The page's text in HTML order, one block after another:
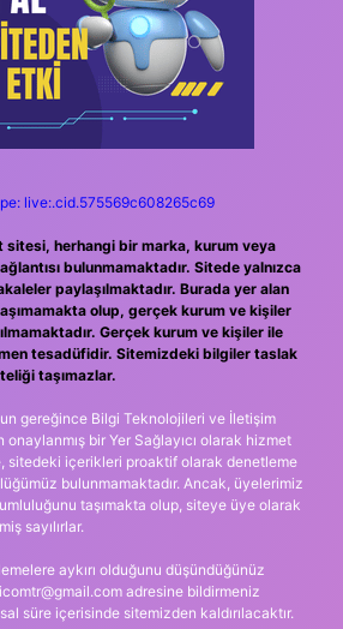
live:.cid.575569c608265c69
sitesi, herhangi bir marka, kurum veya
bulunmamaktadır. Sitede yalnızca
paylaşılmaktadır. Burada yer alan
olup, gerçek kurum ve kişiler
Gerçek kurum ve kişiler ile
tesadüfidir. Sitemizdeki bilgiler taslak
taşımazlar.
gereğince Bilgi Teknolojileri ve İletişim
onaylanmış bir Yer Sağlayıcı olarak hizmet
sitedeki içerikleri proaktif olarak denetleme
bulunmamaktadır. Ancak, üyelerimiz
taşımakta olup, siteye üye olarak
sayılırlar.
aykırı olduğunu düşündüğünüz
adresine bildirmeniz
süre içerisinde sitemizden kaldırılacaktır.